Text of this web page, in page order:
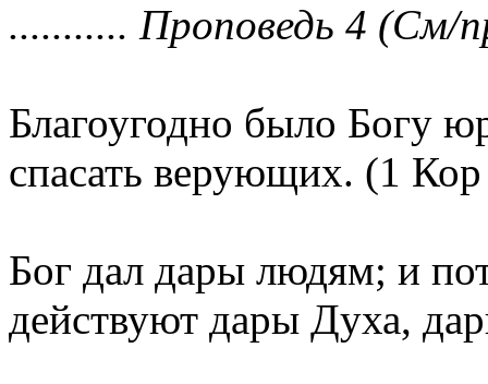
........... Проповедь 4 (См/
Благоугодно было Богу
спасать верующих. (1
Бог дал дары людям; и
действуют дары Духа,